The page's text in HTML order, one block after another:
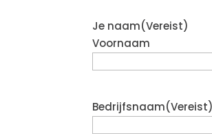
Je naam(Vereist)
Voornaam
Bedrijfsnaam(Vereist)